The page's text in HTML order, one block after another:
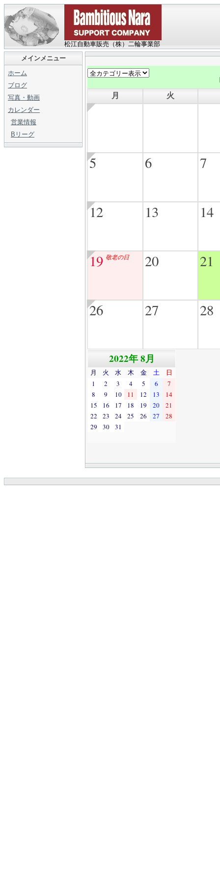
松江自動車販売（株）二輪事業部
メインメニュー
ホーム
ブログ
写真・動画
カレンダー
営業情報
Bリーグ
月 火
5 6 7
12 13 14
19 敬老の日 20 21
26 27 28
2022年 8月
月 火 水 木 金 土
日
1
2 3 4 5 6
7
8
9 10 11 12 13
14
15
16 17 18 19 20
21
22
23 24 25 26 27
28
29
30 31